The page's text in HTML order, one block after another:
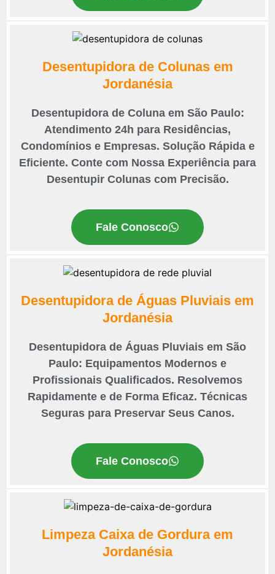
Desentupidora de Colunas em
Jordanésia
Desentupidora de Coluna em São Paulo:
Atendimento 24h para Residências,
Condomínios e Empresas. Solução Rápida e
Eficiente. Conte com Nossa Experiência para
Desentupir Colunas com Precisão.
Fale Conosco
Desentupidora de Águas Pluviais em
Jordanésia
Desentupidora de Águas Pluviais em São
Paulo: Equipamentos Modernos e
Profissionais Qualificados. Resolvemos
Rapidamente e de Forma Eficaz. Técnicas
Seguras para Preservar Seus Canos.
Fale Conosco
Limpeza Caixa de Gordura em
Jordanésia